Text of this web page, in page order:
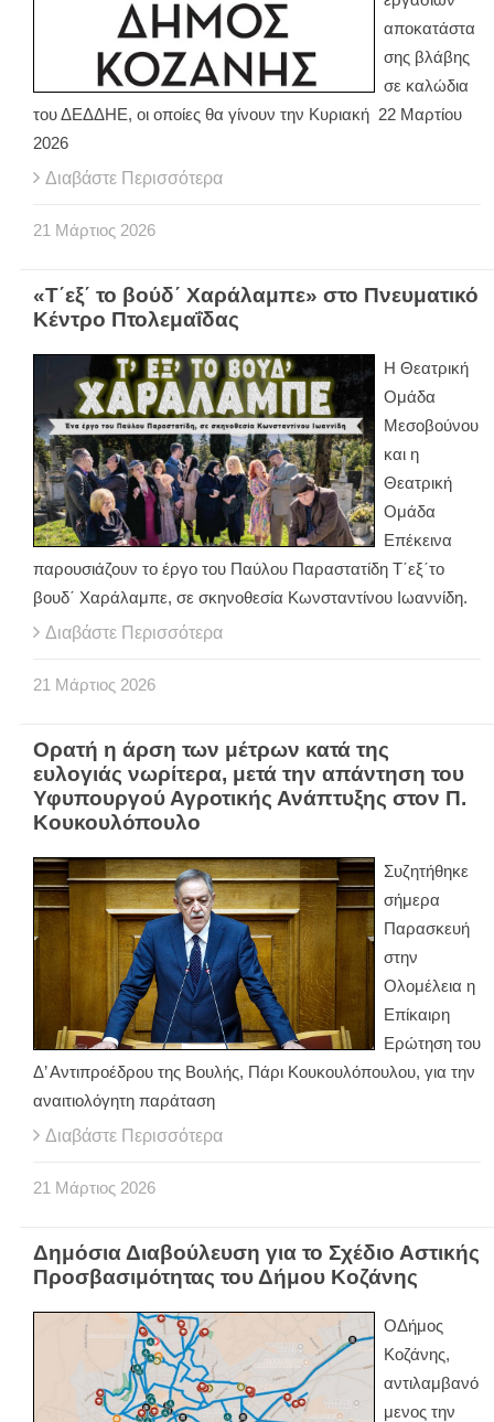
αποκατάστα
σης βλάβης
σε καλώδια
του ΔΕΔΔΗΕ, οι οποίες θα γίνουν την Κυριακή 22 Μαρτίου
2026
Διαβάστε Περισσότερα
21 Μάρτιος 2026
«Τ΄εξ΄ το βούδ΄ Χαράλαμπε» στο Πνευματικό
Κέντρο Πτολεμαΐδας
Η Θεατρική
Ομάδα
Μεσοβούνου
και η
Θεατρική
Ομάδα
Επέκεινα
παρουσιάζουν το έργο του Παύλου Παραστατίδη Τ΄εξ΄το
βουδ΄ Χαράλαμπε, σε σκηνοθεσία Κωνσταντίνου Ιωαννίδη.
Διαβάστε Περισσότερα
21 Μάρτιος 2026
Ορατή η άρση των μέτρων κατά της
ευλογιάς νωρίτερα, μετά την απάντηση του
Υφυπουργού Αγροτικής Ανάπτυξης στον Π.
Κουκουλόπουλο
Συζητήθηκε
σήμερα
Παρασκευή
στην
Ολομέλεια η
Επίκαιρη
Ερώτηση του
Δ’ Αντιπροέδρου της Βουλής, Πάρι Κουκουλόπουλου, για την
αναιτιολόγητη παράταση
Διαβάστε Περισσότερα
21 Μάρτιος 2026
Δημόσια Διαβούλευση για το Σχέδιο Αστικής
Προσβασιμότητας του Δήμου Κοζάνης
ΟΔήμος
Κοζάνης,
αντιλαμβανό
μενος την